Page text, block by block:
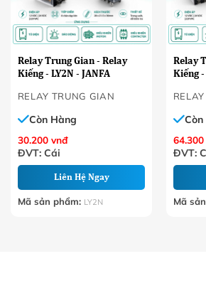
RELAY TRUNG GIAN
Relay Trung Gian - Relay
Kiếng - LY2N - JANFA
Còn Hàng
30.200 vnđ
ĐVT: Cái
Liên Hệ Ngay
Mã sản phẩm: LY2N
Relay
Kiếng -
64.300
ĐVT:
Mã